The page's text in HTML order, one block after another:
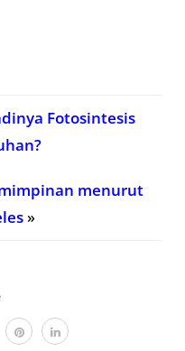
Fotosintesis
menurut
»